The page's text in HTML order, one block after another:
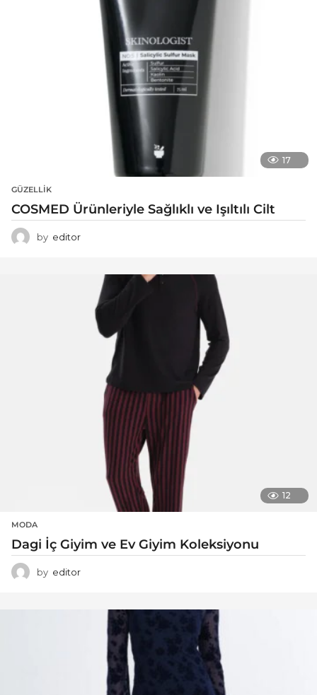
17
GÜZELLIK
COSMED Ürünleriyle Sağlıklı ve Işıltılı Cilt
by editor
12
MODA
Dagi İç Giyim ve Ev Giyim Koleksiyonu
by editor